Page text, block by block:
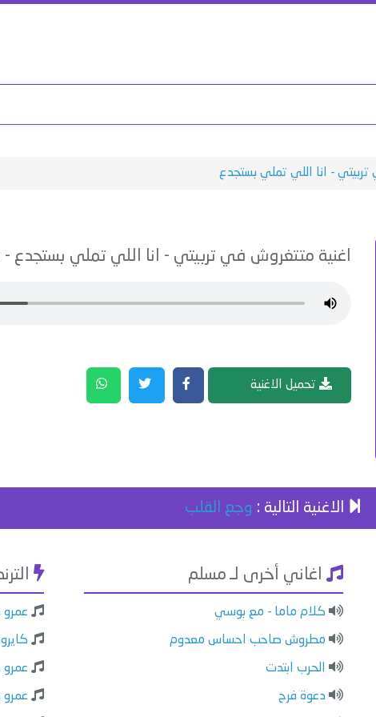
- انا اللي تملي بستجدع
اغنية متتغروش في تربيتي - انا اللي تملي بستجدع -
تحميل الاغنية
الاغنية التالية : وجع القلب
اغاني أخرى لـ مسلم
كلام ماما - مع بوسي
مطروش صاحب احساس معدوم
الحرب ابتدت
دعوة فرح
عمرو
عمرو
عمرو